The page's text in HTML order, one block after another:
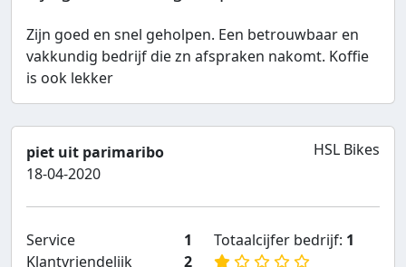
Zijn goed en snel geholpen. Een betrouwbaar en
vakkundig bedrijf die zn afspraken nakomt. Koffie
is ook lekker
piet uit parimaribo
18-04-2020
HSL Bikes
Service
1
Klantvriendelijk
2
Totaalcijfer bedrijf: 1